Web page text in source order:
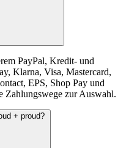
PayPal, Kredit- und
Klarna, Visa, Mastercard,
EPS, Shop Pay und
Zahlungswege zur Auswahl.
+ proud?